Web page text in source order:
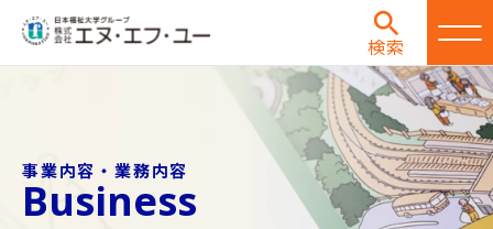
検索
事業内容・業務内容
Business